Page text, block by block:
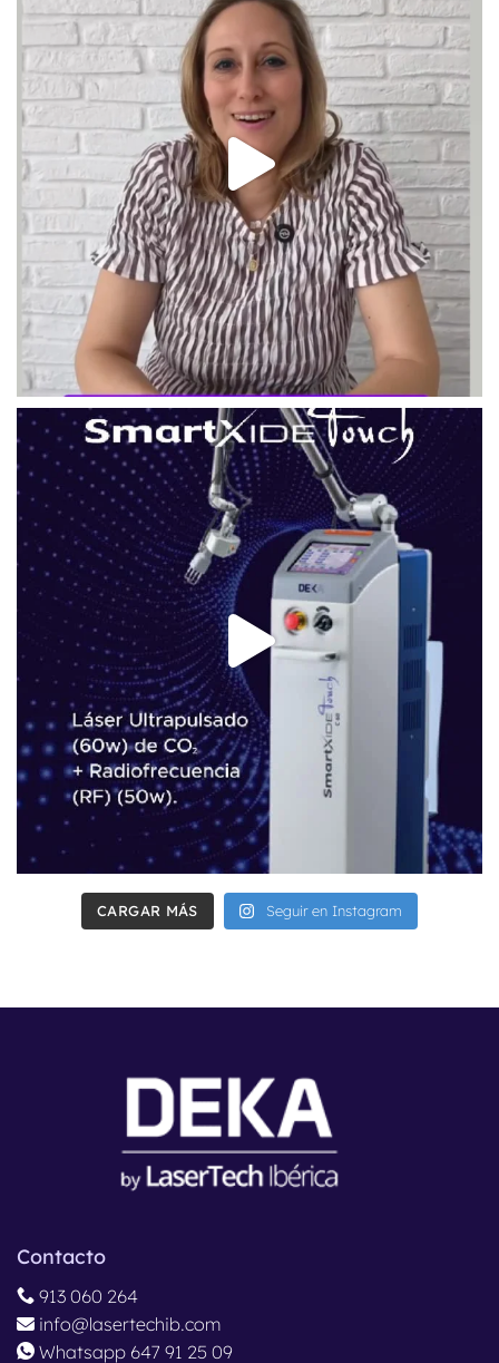
CARGAR MÁS Seguir en Instagram
Contacto
913 060 264
info@lasertechib.com
Whatsapp 647 91 25 09